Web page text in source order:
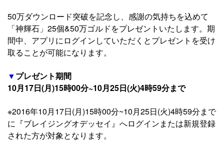
50万ダウンロード突破を記念し、感謝の気持ちを込めて
「神輝石」25個&50万ゴルドをプレゼントいたします。期
間中、アプリにログインしていただくとプレゼントを受け
取ることが可能になります。
▼プレゼント期間
10月17日(月)15時00分~10月25日(火)4時59分まで
※2016年10月17日(月)15時00分~10月25日(火)4時59分まで
に『ブレイジングオデッセイ』へログインまたは新規登録
された方が対象となります。